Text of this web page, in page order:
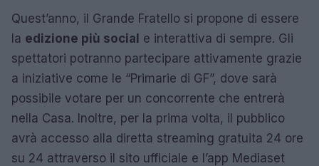
Quest’anno, il Grande Fratello si propone di essere
la edizione più social e interattiva di sempre. Gli
spettatori potranno partecipare attivamente grazie
a iniziative come le “Primarie di GF”, dove sarà
possibile votare per un concorrente che entrerà
nella Casa. Inoltre, per la prima volta, il pubblico
avrà accesso alla diretta streaming gratuita 24 ore
su 24 attraverso il sito ufficiale e l’app Mediaset